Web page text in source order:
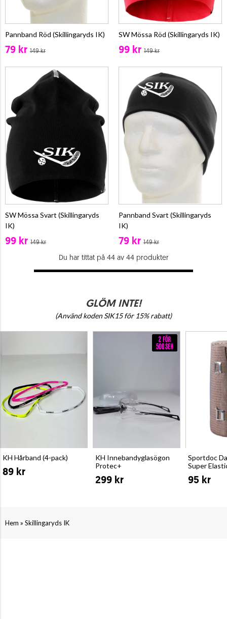
Pannband Röd (Skillingaryds IK)
79 kr 149 kr
SW Mössa Röd (Skillingaryds IK)
99 kr 149 kr
SW Mössa Svart (Skillingaryds
IK)
99 kr 149 kr
Pannband Svart (Skillingaryds
IK)
79 kr 149 kr
Du har tittat på 44 av 44 produkter
GLÖM INTE!
(Använd koden SIK15 för 15% rabatt)
KH Hårband (4-pack)
89 kr
KH Innebandyglasögon
Protec+
299 kr
Sportdoc
Super
95 kr
Hem » Skillingaryds IK